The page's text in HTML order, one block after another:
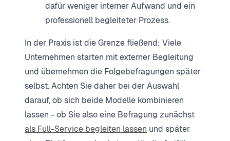
dafür weniger interner Aufwand und ein
professionell begleiteter Prozess.
In der Praxis ist die Grenze fließend: Viele
Unternehmen starten mit externer Begleitung
und übernehmen die Folgebefragungen später
selbst. Achten Sie daher bei der Auswahl
darauf, ob sich beide Modelle kombinieren
lassen - ob Sie also eine Befragung zunächst
als Full-Service begleiten lassen und später